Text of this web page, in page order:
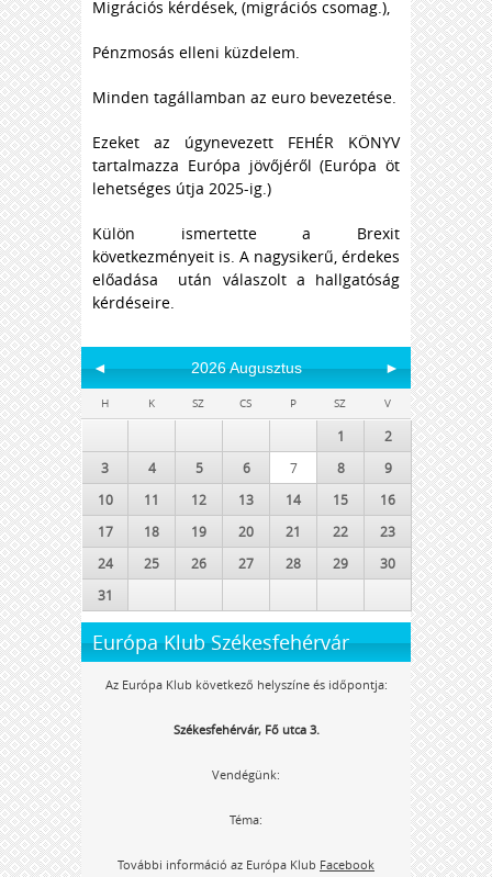
Migrációs kérdések, (migrációs csomag.),
Pénzmosás elleni küzdelem.
Minden tagállamban az euro bevezetése.
Ezeket az úgynevezett FEHÉR KÖNYV
tartalmazza Európa jövőjéről (Európa öt
lehetséges útja 2025-ig.)
Külön ismertette a Brexit
következményeit is. A nagysikerű, érdekes
előadása után válaszolt a hallgatóság
kérdéseire.
◄ 2026 Augusztus ►
H K SZ CS P SZ V
1
2
3
4 5 6 7 8
9
10
11 12 13 14 15
16
17
18 19 20 21 22
23
24
25 26 27 28 29
30
31
Európa Klub Székesfehérvár
Az Európa Klub következő helyszíne és időpontja:
Székesfehérvár, Fő utca 3.
Vendégünk:
Téma:
További információ az Európa Klub Facebook